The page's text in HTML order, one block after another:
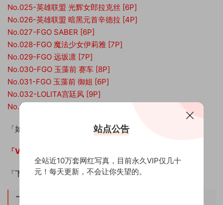
No.025-英雄联盟 光辉女郎拉克丝 [6P]
No.026-英雄联盟 暗黑元首辛德拉 [4P]
No.027-FGO SABER [6P]
No.028-FGO 魔法少女伊莉雅 [7P]
No.029-FGO 远坂凛 [7P]
No.030-FGO 玉藻前 赛车 [8P]
No.031-FGO 玉藻前 御姐 [6P]
No.032-LOLITA宫廷风 [9P]
No.033-VOCALOID 初音未来 赛车 [9P]
「如何下载」： 开通VIP即可获取下载地址
「VIP权益」：
「下载方式」：百度云网盘
下载须知
站点公告
全站近10万套网红写真，目前永久VIP仅几十
元！每天更新，不会让你失望的。